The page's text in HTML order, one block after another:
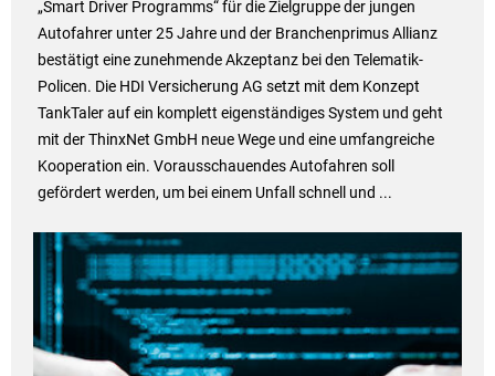
„Smart Driver Programms“ für die Zielgruppe der jungen
Autofahrer unter 25 Jahre und der Branchenprimus Allianz
bestätigt eine zunehmende Akzeptanz bei den Telematik-
Policen. Die HDI Versicherung AG setzt mit dem Konzept
TankTaler auf ein komplett eigenständiges System und geht
mit der ThinxNet GmbH neue Wege und eine umfangreiche
Kooperation ein. Vorausschauendes Autofahren soll
gefördert werden, um bei einem Unfall schnell und ...